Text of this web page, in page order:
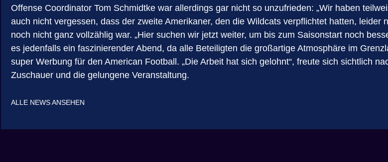
Offense Coordinator Tom Schmidtke war allerdings gar nicht so unzufrieden: „Wir haben
auch nicht vergessen, dass der zweite Amerikaner, den die Wildcats verpflichtet hatten,
noch nicht ganz vollzählig war. „Hier suchen wir jetzt weiter, um bis zum Saisonstart noch
es jedenfalls ein faszinierender Abend, da alle Beteiligten die großartige Atmosphäre im
super Werbung für den American Football. „Die Arbeit hat sich gelohnt“, freute sich sichtlich
Zuschauer und die gelungene Veranstaltung.
ALLE NEWS ANSEHEN